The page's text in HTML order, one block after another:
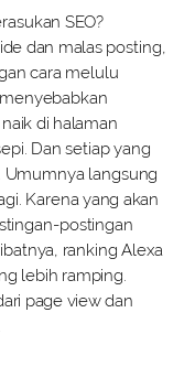
SEO?
dan malas posting,
cara melulu
di halaman
Dan setiap yang
Umumnya langsung
Karena yang akan
postingan
ranking Alexa
lebih ramping.
page view dan